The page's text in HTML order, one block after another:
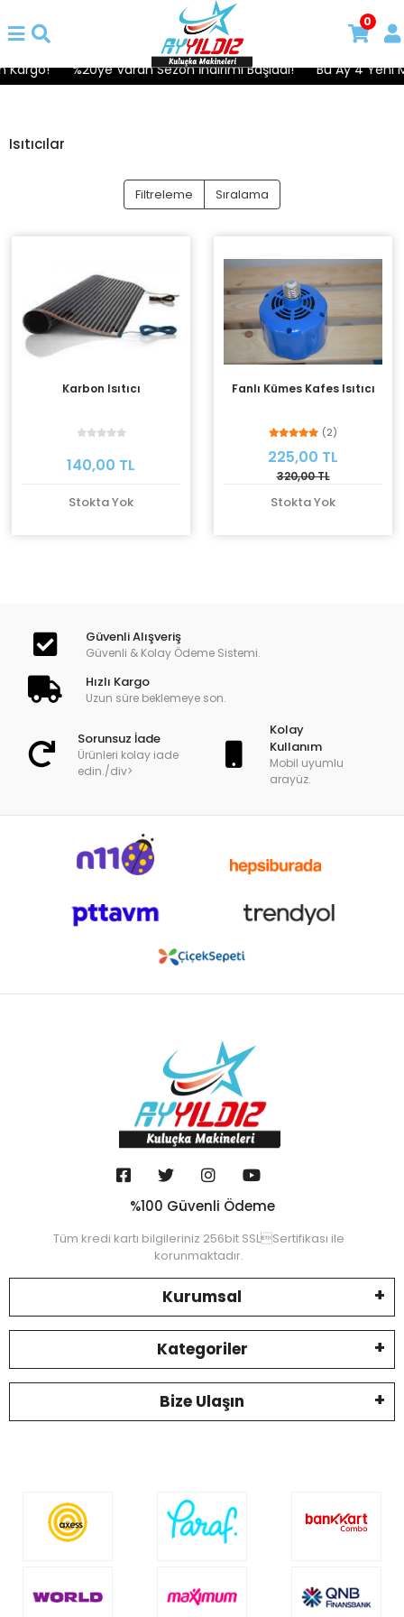
Kargo! %20ye Varan Sezon İndirimi Başladı! Bu Ay 4 Yeni
0
Isıtıcılar
Filtreleme Sıralama
Karbon Isıtıcı
140,00 TL
Stokta Yok
Fanlı Kümes Kafes Isıtıcı
(2)
225,00 TL
320,00 TL
Stokta Yok
Güvenli Alışveriş
Güvenli & Kolay Ödeme Sistemi.
Hızlı Kargo
Uzun süre beklemeye son.
Sorunsuz İade
Ürünleri kolay iade
edin./div>
Kolay
Kullanım
Mobil uyumlu
arayüz.
%100 Güvenli Ödeme
Tüm kredi kartı bilgileriniz 256bit SSLSertifikası ile
korunmaktadır.
Kurumsal
Kategoriler
Bize Ulaşın